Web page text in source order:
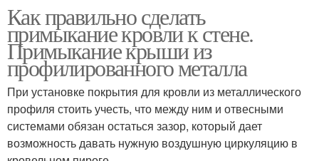
Как правильно сделать
примыкание кровли к стене.
Примыкание крыши из
профилированного металла
При установке покрытия для кровли из металлического
профиля стоить учесть, что между ним и отвесными
системами обязан остаться зазор, который дает
возможность давать нужную воздушную циркуляцию в